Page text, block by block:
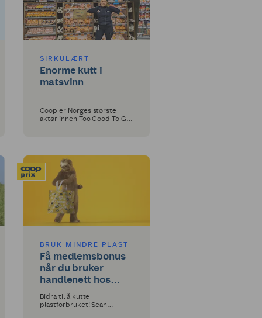
SIRKULÆRT
Enorme kutt i
matsvinn
Coop er Norges største
aktør innen Too Good To Go.
BRUK MINDRE PLAST
Få medlemsbonus
når du bruker
handlenett hos
Coop Prix
Bidra til å kutte
plastforbruket! Scan